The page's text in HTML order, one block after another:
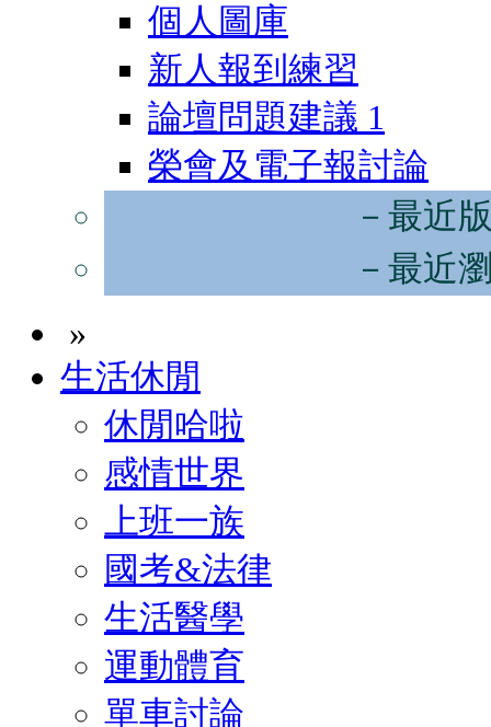
個人圖庫
新人報到練習
論壇問題建議 1
榮會及電子報討論
－最近
－最近
»
生活休閒
休閒哈啦
感情世界
上班一族
國考&法律
生活醫學
運動體育
單車討論